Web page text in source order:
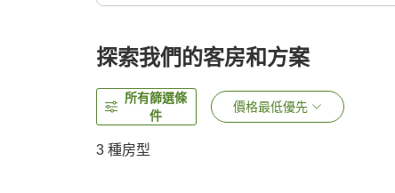
探索我們的客房和方案
所有篩選條
件
價格最低優先
3 種房型